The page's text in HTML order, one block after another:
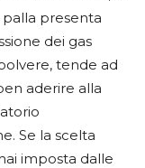
presenta
dei gas
tende ad
aderire alla
Se la scelta
imposta dalle